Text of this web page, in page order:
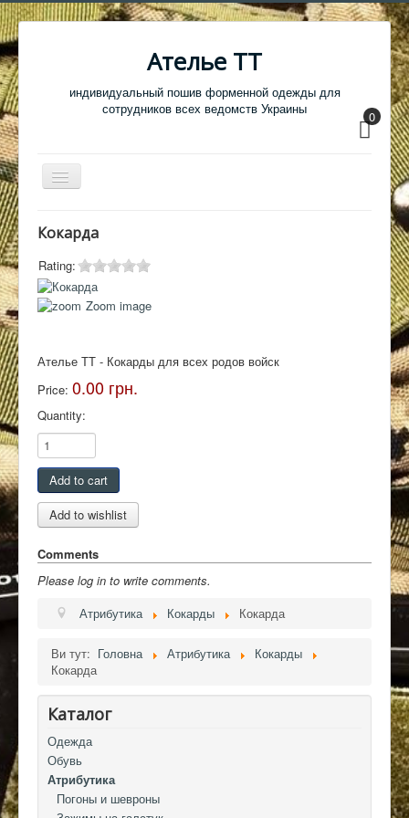
Ателье ТТ
индивидуальный пошив форменной одежды для
сотрудников всех ведомств Украины
0
Перемикач
навігації
Обувь
Атрибутика
Кабинет
Контакты
Кокарда
Rating:
Zoom image
Ателье ТТ - Кокарды для всех родов войск
Price: 0.00 грн.
Quantity:
Comments
Please log in to write comments.
Атрибутика
Кокарды Кокарда
Ви тут: Головна Атрибутика
Кокарды
Кокарда
Каталог
Одежда
Обувь
Атрибутика
Погоны и шевроны